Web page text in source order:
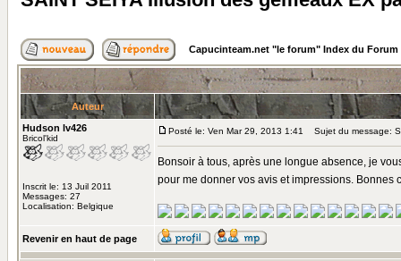
Capucinteam.net "le forum" Index du Forum
Auteur
Hudson lv426
Bricol'kid
Inscrit le: 13 Juil 2011
Messages: 27
Localisation: Belgique
Posté le: Ven Mar 29, 2013 1:41 Sujet du message:
Bonsoir à tous, après une longue absence, je
pour me donner vos avis et impressions.
Revenir en haut de page